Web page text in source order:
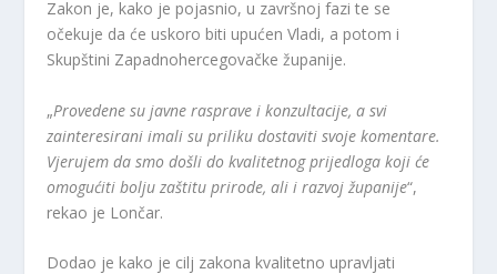
Zakon je, kako je pojasnio, u završnoj fazi te se
očekuje da će uskoro biti upućen Vladi, a potom i
Skupštini Zapadnohercegovačke županije.
„Provedene su javne rasprave i konzultacije, a svi
zainteresirani imali su priliku dostaviti svoje komentare.
Vjerujem da smo došli do kvalitetnog prijedloga koji će
omogućiti bolju zaštitu prirode, ali i razvoj županije“,
rekao je Lončar.
Dodao je kako je cilj zakona kvalitetno upravljati